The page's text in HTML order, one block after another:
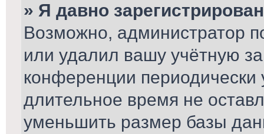
» Я давно
Возможно, администратор
или удалил вашу учётную
конференции периодически
длительное время не
уменьшить размер базы